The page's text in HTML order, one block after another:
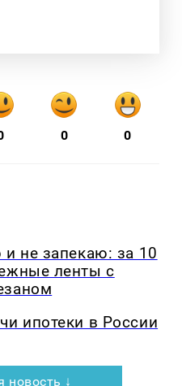
0 0
не запекаю: за 10
ленты с
ипотеки в России
↓